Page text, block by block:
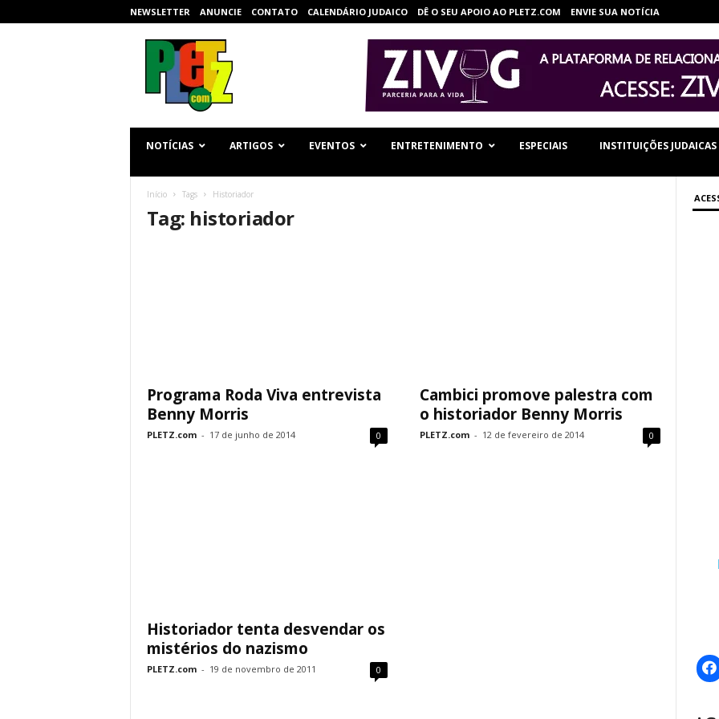
NEWSLETTER ANUNCIE CONTATO CALENDÁRIO JUDAICO DÊ O SEU APOIO AO PLETZ.COM ENVIE SUA NOTÍCIA
NOTÍCIAS ARTIGOS EVENTOS ENTRETENIMENTO ESPECIAIS INSTITUIÇÕES JUDAICAS
Início Tags Historiador
Tag: historiador
Programa Roda Viva entrevista
Benny Morris
PLETZ.com - 17 de junho de 2014 0
Cambici promove palestra com
o historiador Benny Morris
PLETZ.com - 12 de fevereiro de 2014 0
Historiador tenta desvendar os
mistérios do nazismo
PLETZ.com - 19 de novembro de 2011 0